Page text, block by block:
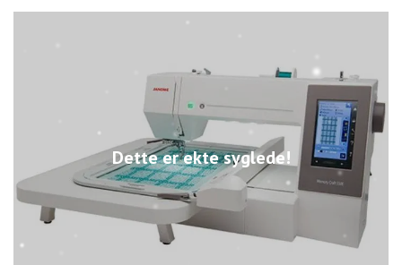
Dette er ekte syglede!